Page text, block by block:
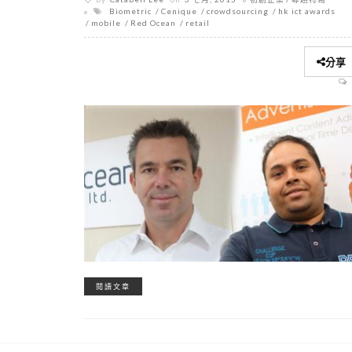
Biometric
Cenique crowdsourcing
hk ict awards
mobile
Red Ocean retail
分享
閱讀文章